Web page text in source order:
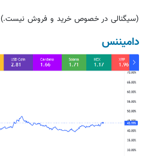
(سیگنالی در خصوص خرید و فروش نیست.)
دامیننس